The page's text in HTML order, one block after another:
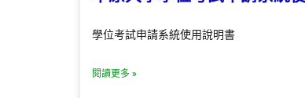
學位考試申請系統使用說明書
閱讀更多 »